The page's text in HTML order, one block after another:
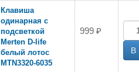
Клавиша
одинарная с
подсветкой
Merten D-life
белый лотос
MTN3320-6035
999 ₽